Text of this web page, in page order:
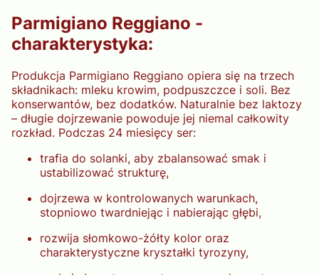
Parmigiano Reggiano -
charakterystyka:
Produkcja Parmigiano Reggiano opiera się na trzech
składnikach: mleku krowim, podpuszczce i soli. Bez
konserwantów, bez dodatków. Naturalnie bez laktozy
– długie dojrzewanie powoduje jej niemal całkowity
rozkład. Podczas 24 miesięcy ser:
trafia do solanki, aby zbalansować smak i
ustabilizować strukturę,
dojrzewa w kontrolowanych warunkach,
stopniowo twardniejąc i nabierając głębi,
rozwija słomkowo-żółty kolor oraz
charakterystyczne kryształki tyrozyny,